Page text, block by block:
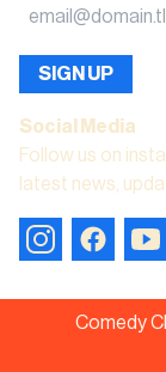
SIGN UP
Social Media
Follow us on
latest news,
Comedy